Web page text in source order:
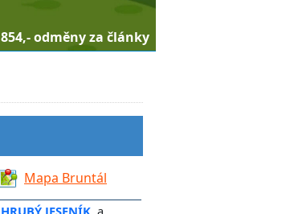
854,- odměny za články
Mapa Bruntál
HRUBÝ JESENÍK a